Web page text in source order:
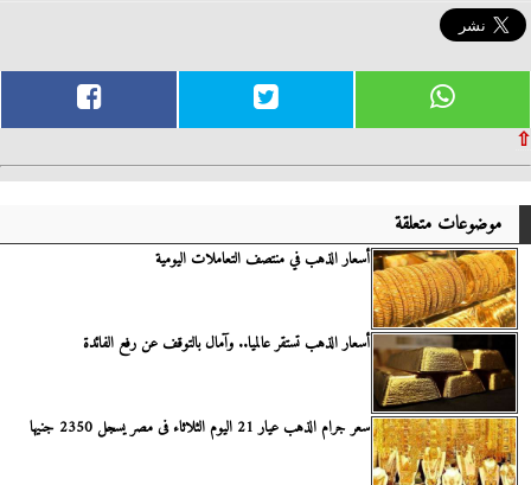
⇧
موضوعات متعلقة
أسعار الذهب في منتصف التعاملات اليومية
أسعار الذهب تستقر عالميا.. وآمال بالتوقف عن رفع الفائدة
سعر جرام الذهب عيار 21 اليوم الثلاثاء فى مصر يسجل 2350 جنيها